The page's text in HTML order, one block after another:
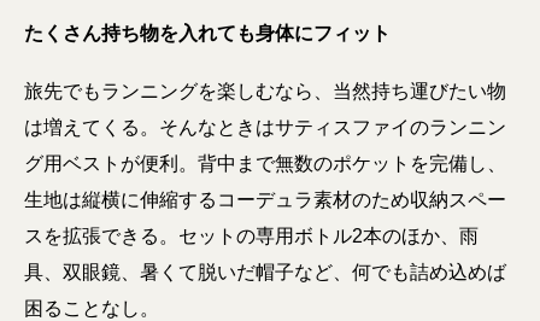
たくさん持ち物を入れても身体にフィット
旅先でもランニングを楽しむなら、当然持ち運びたい物
は増えてくる。そんなときはサティスファイのランニン
グ用ベストが便利。背中まで無数のポケットを完備し、
生地は縦横に伸縮するコーデュラ素材のため収納スペー
スを拡張できる。セットの専用ボトル2本のほか、雨
具、双眼鏡、暑くて脱いだ帽子など、何でも詰め込めば
困ることなし。